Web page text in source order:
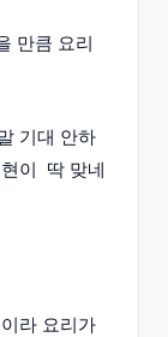
만큼 요리
기대 안하
이 딱 맞네
라 요리가